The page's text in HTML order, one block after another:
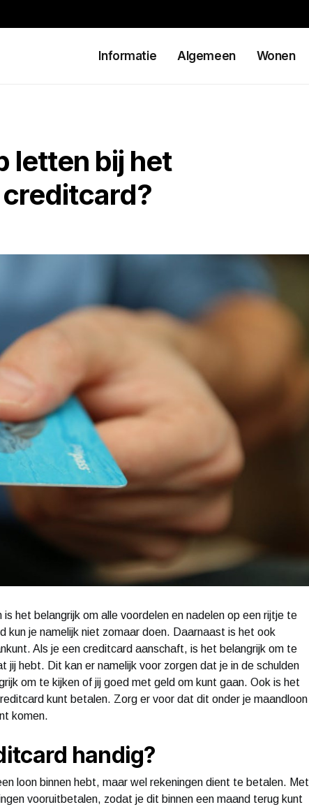
Informatie Algemeen Wonen
letten bij het
het belangrijk om alle voordelen en nadelen op een rijtje te
kun je namelijk niet zomaar doen. Daarnaast is het ook
Als je een creditcard aanschaft, is het belangrijk om te
jij hebt. Dit kan er namelijk voor zorgen dat je in de schulden
om te kijken of jij goed met geld om kunt gaan. Ook is het
kunt betalen. Zorg er voor dat dit onder je maandloon
komen.
handig?
loon binnen hebt, maar wel rekeningen dient te betalen. Met
vooruitbetalen, zodat je dit binnen een maand terug kunt